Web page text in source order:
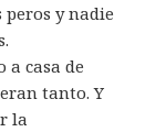
peros y nadie
casa de
tanto. Y
la